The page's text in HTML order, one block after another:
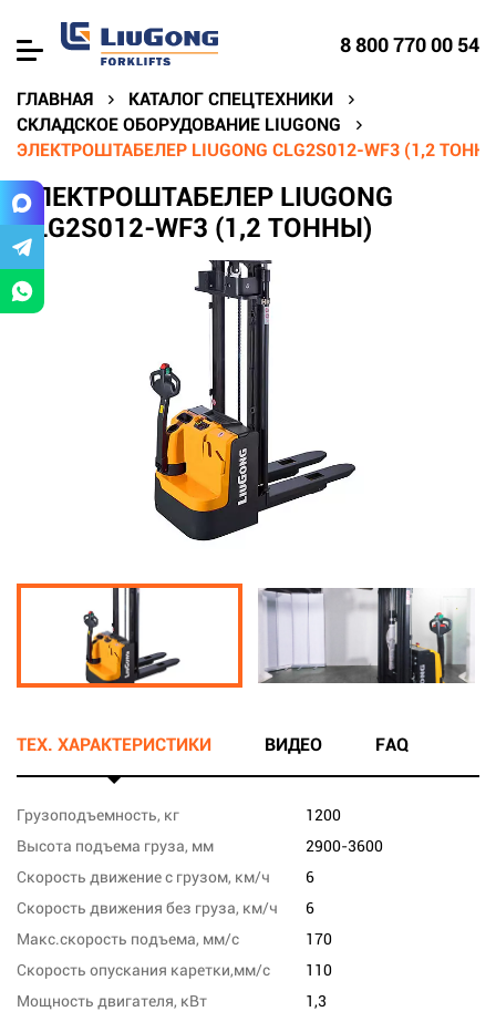
8 800 770 00 54
ГЛАВНАЯ
КАТАЛОГ СПЕЦТЕХНИКИ
СКЛАДСКОЕ ОБОРУДОВАНИЕ LIUGONG
ЭЛЕКТРОШТАБЕЛЕР LIUGONG CLG2S012-WF3 (1,2
ЭЛЕКТРОШТАБЕЛЕР LIUGONG
CLG2S012-WF3 (1,2 ТОННЫ)
ТЕХ. ХАРАКТЕРИСТИКИ ВИДЕО FAQ
Грузоподъемность, кг
1200
Высота подъема груза, мм
2900-3600
Скорость движение с грузом, км/ч
6
Скорость движения без груза, км/ч
6
Макс.скорость подъема, мм/с
170
Скорость опускания каретки,мм/с
110
Мощность двигателя, кВт
1,3